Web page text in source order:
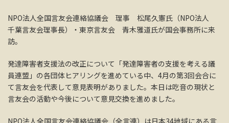
NPO法人全国言友会連絡協議会 理事 松尾久憲氏（NPO法人
千葉言友会理事長）・東京言友会 青木雅道氏が国会事務所に来
訪。
発達障害者支援法の改正について「発達障害者の支援を考える議
員連盟」の各団体ヒアリングを進めている中、4月の第3回会合に
て言友会を代表して意見表明がありました。本日は吃音の現状と
言友会の活動や今後について意見交換を進めました。
NPO法人全国言友会連絡協議会（全言連）は日本34地域にある言